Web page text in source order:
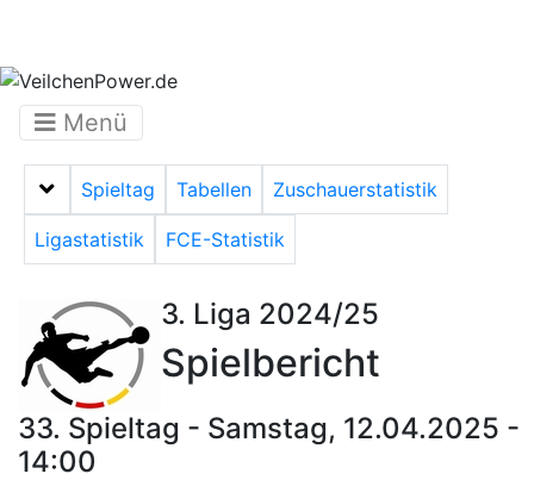
Menü
Menü auf-/zuklappen
Spieltag Tabellen Zuschauerstatistik
Ligastatistik FCE-Statistik
3. Liga 2024/25
Spielbericht
33. Spieltag - Samstag, 12.04.2025 -
14:00